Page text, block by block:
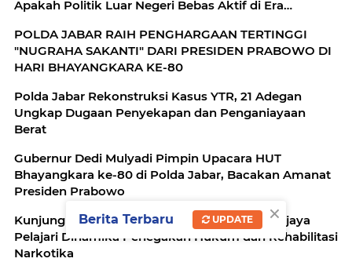
Apakah Politik Luar Negeri Bebas Aktif di Era
POLDA JABAR RAIH PENGHARGAAN TERTINGGI
"NUGRAHA SAKANTI" DARI PRESIDEN PRABOWO DI
HARI BHAYANGKARA KE-80
Polda Jabar Rekonstruksi Kasus YTR, 21 Adegan
Ungkap Dugaan Penyekapan dan Penganiayaan
Berat
Gubernur Dedi Mulyadi Pimpin Upacara HUT
Bhayangkara ke-80 di Polda Jabar, Bacakan Amanat
Presiden Prabowo
Kunjungi BNN RI, BMCC FH Universitas Brawijaya
Pelajari Dinamika Penegakan Hukum dan Rehabilitasi
Narkotika
×
Berita Terbaru UPDATE